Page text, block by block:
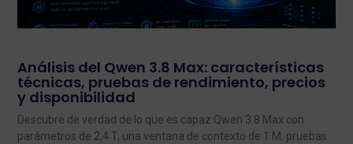
Análisis del Qwen 3.8 Max: características
técnicas, pruebas de rendimiento, precios
y disponibilidad
Descubre de verdad de lo que es capaz Qwen 3.8 Max con
parámetros de 2,4 T, una ventana de contexto de 1 M, pruebas